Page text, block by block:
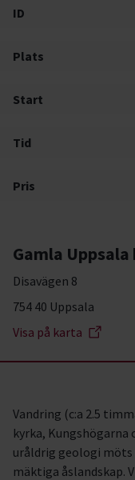
ID
Plats
Start
Tid
Pris
Gamla Uppsala
Disavägen 8
754 40 Uppsala
Visa på karta
Vandring (c:a 2.5
kyrka, Kungshögarna
uråldrig geologi möts
mäktiga åslandskap.